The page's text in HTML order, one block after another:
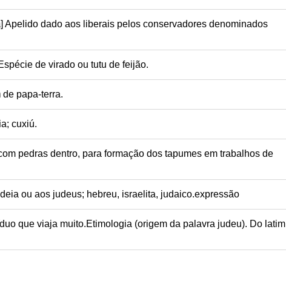
Apelido dado aos liberais pelos conservadores denominados
de virado ou tutu de feijão.
papa-terra.
cuxiú.
pedras dentro, para formação dos tapumes em trabalhos de
ou aos judeus; hebreu, israelita, judaico.expressão
que viaja muito.Etimologia (origem da palavra judeu). Do latim